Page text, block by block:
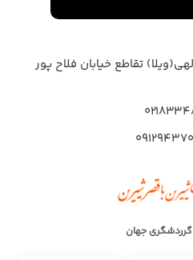
تقاطع خیابان فلاح پور
جهان